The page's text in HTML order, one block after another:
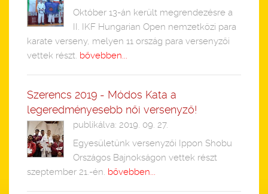
Október 13-án került megrendezésre a
II. IKF Hungarian Open nemzetközi para
karate verseny, melyen 11 ország para versenyzői
vettek részt. bővebben...
Szerencs 2019 - Módos Kata a
legeredményesebb női versenyző!
publikálva: 2019. 09. 27.
Egyesületünk versenyzői Ippon Shobu
Országos Bajnokságon vettek részt
szeptember 21.-én. bővebben...